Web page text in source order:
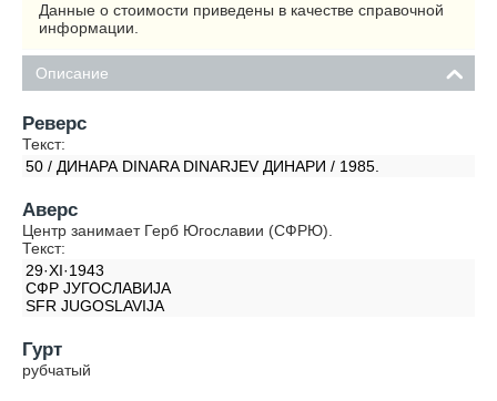
Данные о стоимости приведены в качестве справочной
информации.
Описание
Реверс
Текст:
50 / ДИНАРА DINARA DINARJEV ДИНАРИ / 1985.
Аверс
Центр занимает Герб Югославии (СФРЮ).
Текст:
29·XI·1943
СФР JУГОСЛАВИJА
SFR JUGOSLAVIJA
Гурт
рубчатый